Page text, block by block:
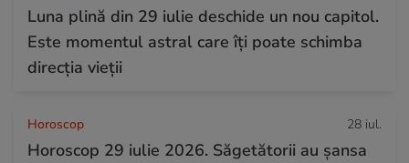
Luna plină din 29 iulie deschide un nou capitol.
Este momentul astral care îți poate schimba
direcția vieții
Horoscop 28 iul.
Horoscop 29 iulie 2026. Săgetătorii au șansa